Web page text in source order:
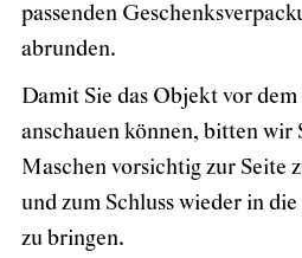
passenden
abrunden.
Damit Sie das Objekt vor dem
anschauen können, bitten wir
Maschen vorsichtig zur Seite
und zum Schluss wieder in
zu bringen.